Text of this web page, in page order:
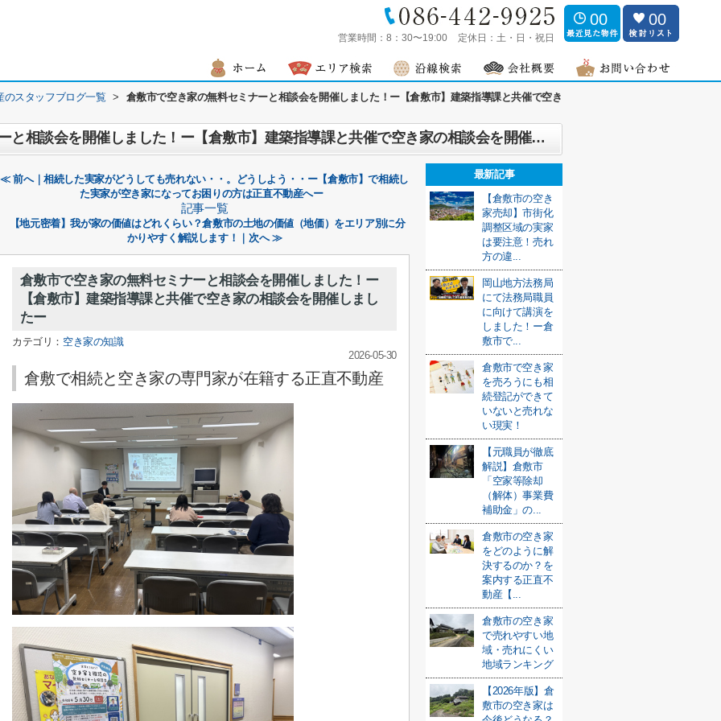
営業時間： 8：30〜19:00 定休日： 土・日・祝日
00 00
のスタッフブログ一覧 > 倉敷市で空き家の無料セミナーと相談会を開催しました！ー【倉敷市】建築指導課と共催で空き
倉敷市で空き家の無料セミナーと相談会を開催しました！ー【倉敷市】建築指導課と共催で空き家の相談会を開催しましたー
≪ 前へ｜相続した実家がどうしても売れない・・。どうしよう・・ー【倉敷市】で相続し
た実家が空き家になってお困りの方は正直不動産へー
記事一覧
【地元密着】我が家の価値はどれくらい？倉敷市の土地の価値（地価）をエリア別に分
かりやすく解説します！｜次へ ≫
倉敷市で空き家の無料セミナーと相談会を開催しました！ー
【倉敷市】建築指導課と共催で空き家の相談会を開催しまし
たー
カテゴリ： 空き家の知識
2026-05-30
倉敷で相続と空き家の専門家が在籍する正直不動産
最新記事
【倉敷市の空き
家売却】市街化
調整区域の実家
は要注意！売れ
方の違...
岡山地方法務局
にて法務局職員
に向けて講演を
しました！ー倉
敷市で...
倉敷市で空き家
を売ろうにも相
続登記ができて
いないと売れな
い現実！
【元職員が徹底
解説】倉敷市
「空家等除却
（解体）事業費
補助金」の...
倉敷市の空き家
をどのように解
決するのか？を
案内する正直不
動産【...
倉敷市の空き家
で売れやすい地
域・売れにくい
地域ランキング
【2026年版】倉
敷市の空き家は